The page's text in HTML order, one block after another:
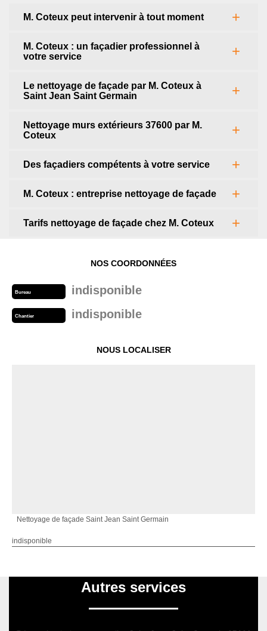
M. Coteux peut intervenir à tout moment
M. Coteux : un façadier professionnel à
votre service
Le nettoyage de façade par M. Coteux à
Saint Jean Saint Germain
Nettoyage murs extérieurs 37600 par M.
Coteux
Des façadiers compétents à votre service
M. Coteux : entreprise nettoyage de façade
Tarifs nettoyage de façade chez M. Coteux
NOS COORDONNÉES
Bureau indisponible
Chantier indisponible
NOUS LOCALISER
Nettoyage de façade Saint Jean Saint Germain
indisponible
Autres services